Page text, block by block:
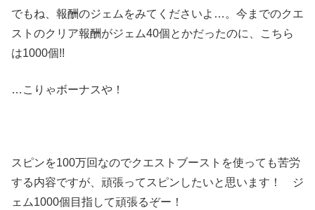
でもね、報酬のジェムをみてくださいよ…。今までのクエ
ストのクリア報酬がジェム40個とかだったのに、こちら
は1000個!!
…こりゃボーナスや！
スピンを100万回なのでクエストブーストを使っても苦労
する内容ですが、頑張ってスピンしたいと思います！ ジ
ェム1000個目指して頑張るぞー！